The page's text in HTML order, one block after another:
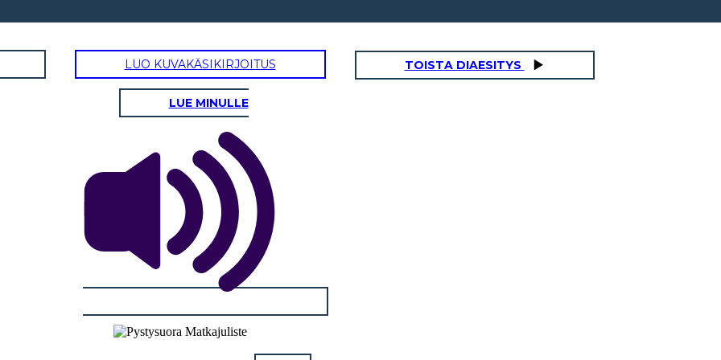
LUO KUVAKÄSIKIRJOITUS TOISTA DIAESITYS
LUE MINULLE